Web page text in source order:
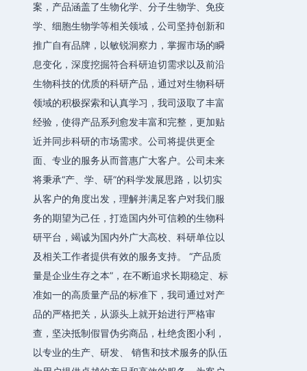
案，产品涵盖了生物化学、分子生物学、免疫
学、细胞生物学等相关领域，公司坚持创新和
推广自有品牌，以敏锐洞察力，掌握市场的瞬
息变化，深度挖掘符合科研迫切需求以及前沿
生物科技的优质的科研产品，通过对生物科研
领域的积极探索和认真学习，我司汲取了丰富
经验，使得产品系列愈发丰富和完整，更加贴
近并同步科研的市场需求。公司将提供更全
面、专业的服务从而普惠广大客户。公司未来
将秉承“产、学、研”的科学发展思路，以切实
从客户的角度出发，理解并满足客户对我们服
务的期望为己任，打造国内外可信赖的生物科
研平台，竭诚为国内外广大高校、科研单位以
及相关工作者提供有效的服务支持。 “产品质
量是企业生存之本”，在不断追求长期稳定、标
准如一的高质量产品的标准下，我司通过对产
品的严格把关，从源头上就开始进行严格审
查，坚决抵制假冒伪劣商品，杜绝贪图小利，
以专业的生产、研发、 销售和技术服务的队伍